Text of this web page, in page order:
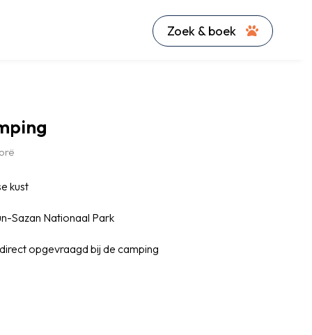
Zoek & boek
kust
Sazan Nationaal Park
opgevraagd bij de camping